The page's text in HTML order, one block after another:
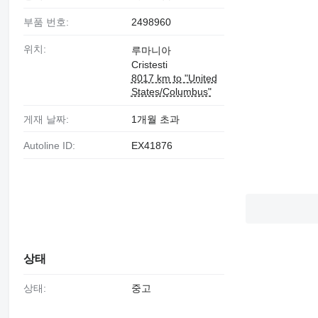
부품 번호: 2498960
위치:
루마니아
Cristesti
8017 km to "United
States/Columbus"
게재 날짜: 1개월 초과
Autoline ID: EX41876
상태
상태: 중고